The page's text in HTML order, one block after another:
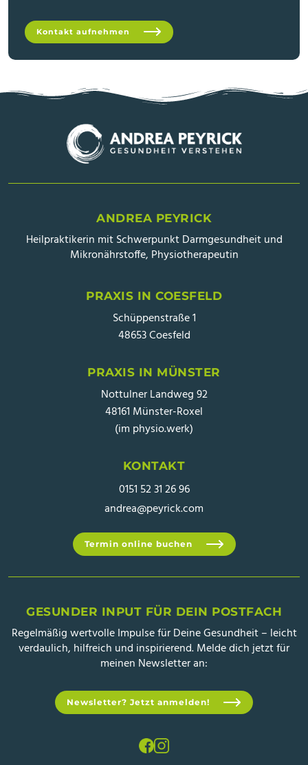
Kontakt aufnehmen
ANDREA PEYRICK
Heilpraktikerin mit Schwerpunkt Darmgesundheit und
Mikronährstoffe, Physiotherapeutin
PRAXIS IN COESFELD
Schüppenstraße 1
48653 Coesfeld
PRAXIS IN MÜNSTER
Nottulner Landweg 92
48161 Münster-Roxel
(im physio.werk)
KONTAKT
0151 52 31 26 96
andrea@peyrick.com
Termin online buchen
GESUNDER INPUT FÜR DEIN POSTFACH
Regelmäßig wertvolle Impulse für Deine Gesundheit – leicht
verdaulich, hilfreich und inspirierend. Melde dich jetzt für
meinen Newsletter an:
Newsletter? Jetzt anmelden!